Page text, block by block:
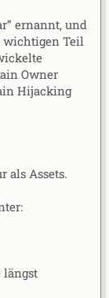
ernannt, und
wichtigen Teil
Owner
Hijacking
als Assets.
längst